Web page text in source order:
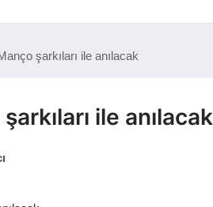
şarkıları ile anılacak
ile anılacak